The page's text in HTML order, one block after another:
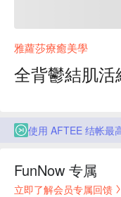
雅蘿莎療癒美學
全背鬱結肌
使用 AFTEE 结帐最
FunNow 专属
立即了解会员专属回馈